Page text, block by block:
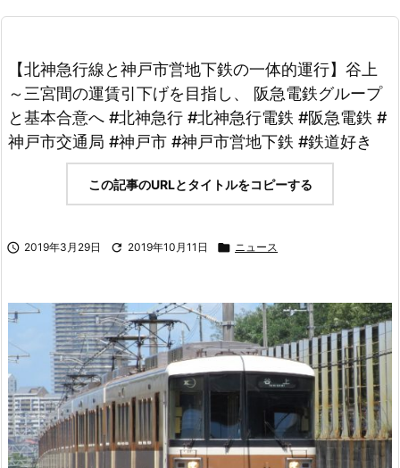
【北神急行線と神戸市営地下鉄の一体的運行】谷上
～三宮間の運賃引下げを目指し、 阪急電鉄グループ
と基本合意へ #北神急行 #北神急行電鉄 #阪急電鉄 #
神戸市交通局 #神戸市 #神戸市営地下鉄 #鉄道好き
この記事のURLとタイトルをコピーする
 2019年3月29日  2019年10月11日  ニュース